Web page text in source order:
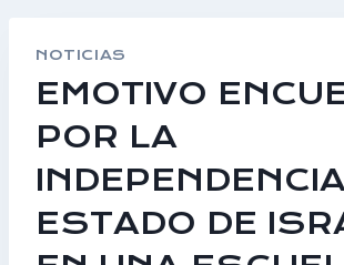
NOTICIAS
EMOTIVO
POR LA
ESTADO DE